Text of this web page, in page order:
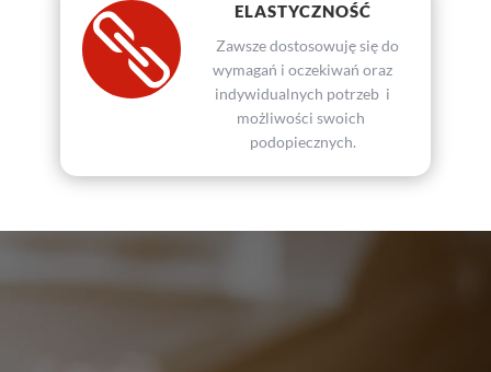
 ELASTYCZNOŚĆ
Zawsze dostosowuję się do
wymagań i oczekiwań oraz
indywidualnych potrzeb i
możliwości swoich
podopiecznych.